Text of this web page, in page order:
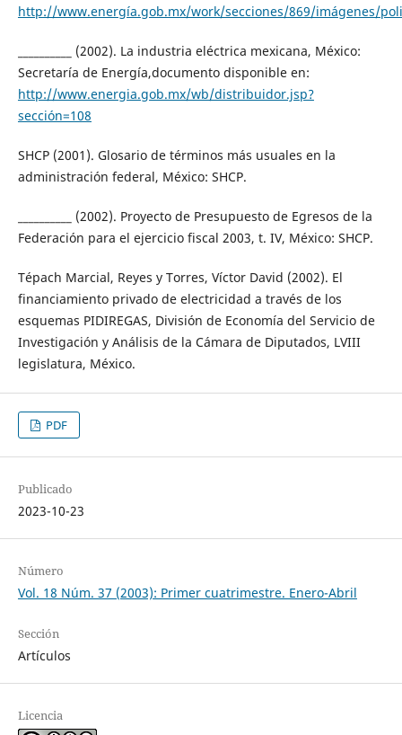
http://www.energía.gob.mx/work/secciones/869/imágenes/
__________ (2002). La industria eléctrica mexicana, México:
Secretaría de Energía,documento disponible en:
http://www.energia.gob.mx/wb/distribuidor.jsp?
sección=108
SHCP (2001). Glosario de términos más usuales en la
administración federal, México: SHCP.
__________ (2002). Proyecto de Presupuesto de Egresos de la
Federación para el ejercicio fiscal 2003, t. IV, México: SHCP.
Tépach Marcial, Reyes y Torres, Víctor David (2002). El
financiamiento privado de electricidad a través de los
esquemas PIDIREGAS, División de Economía del Servicio de
Investigación y Análisis de la Cámara de Diputados, LVIII
legislatura, México.
PDF
Publicado
2023-10-23
Número
Vol. 18 Núm. 37 (2003): Primer cuatrimestre. Enero-Abril
Sección
Artículos
Licencia